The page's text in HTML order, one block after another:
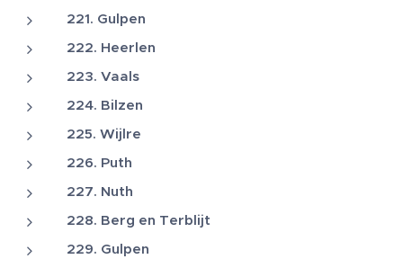
221. Gulpen
222. Heerlen
223. Vaals
224. Bilzen
225. Wijlre
226. Puth
227. Nuth
228. Berg en Terblijt
229. Gulpen